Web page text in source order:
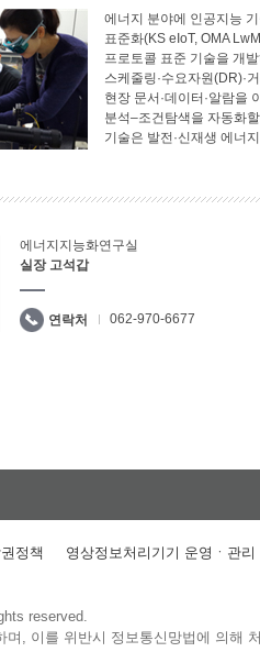
에너지 분야에 인공지능
표준화(KS eIoT, OMA
프로토콜 표준 기술을 개
스케줄링·수요자원(DR)·
현장 문서·데이터·알람을
분석–조건탐색을 자동화
기술은 발전·신재생 에너
에너지지능화연구실
실장 고석갑
연락처 062-970-6677
정책 영상정보처리기기 운영ㆍ관리
reserved.
, 이를 위반시 정보통신망법에 의해